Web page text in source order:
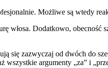
Możliwe są wtedy
włosa. Dodatkowo,
się zazwyczaj od dwóch do
wszystkie argumenty „za” i